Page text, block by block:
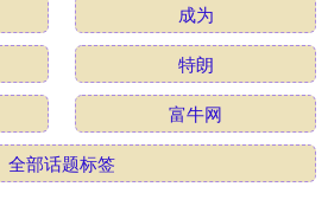
成为
特朗
富牛网
全部话题标签